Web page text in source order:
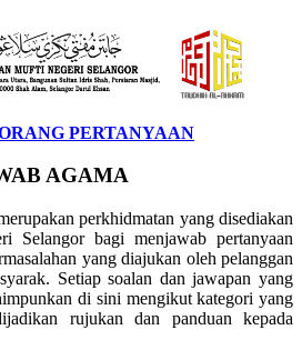
PERTANYAAN
AGAMA
perkhidmatan yang disediakan
Selangor bagi menjawab pertanyaan
yang diajukan oleh pelanggan
Setiap soalan dan jawapan yang
di sini mengikut kategori yang
rujukan dan panduan kepada